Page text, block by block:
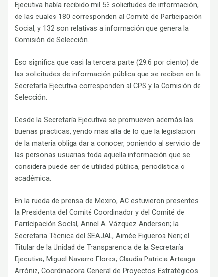
Ejecutiva había recibido mil 53 solicitudes de información,
de las cuales 180 corresponden al Comité de Participación
Social, y 132 son relativas a información que genera la
Comisión de Selección.
Eso significa que casi la tercera parte (29.6 por ciento) de
las solicitudes de información pública que se reciben en la
Secretaría Ejecutiva corresponden al CPS y la Comisión de
Selección.
Desde la Secretaría Ejecutiva se promueven además las
buenas prácticas, yendo más allá de lo que la legislación
de la materia obliga dar a conocer, poniendo al servicio de
las personas usuarias toda aquella información que se
considera puede ser de utilidad pública, periodística o
académica.
En la rueda de prensa de Mexiro, AC estuvieron presentes
la Presidenta del Comité Coordinador y del Comité de
Participación Social, Annel A. Vázquez Anderson; la
Secretaria Técnica del SEAJAL, Aimée Figueroa Neri; el
Titular de la Unidad de Transparencia de la Secretaría
Ejecutiva, Miguel Navarro Flores; Claudia Patricia Arteaga
Arróniz, Coordinadora General de Proyectos Estratégicos